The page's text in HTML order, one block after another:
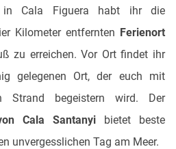
in Cala Figuera habt ihr die
Kilometer entfernten Ferienort
zu erreichen. Vor Ort findet ihr
gelegenen Ort, der euch mit
Strand begeistern wird. Der
Cala Santanyibietet beste
unvergesslichen Tag am Meer.